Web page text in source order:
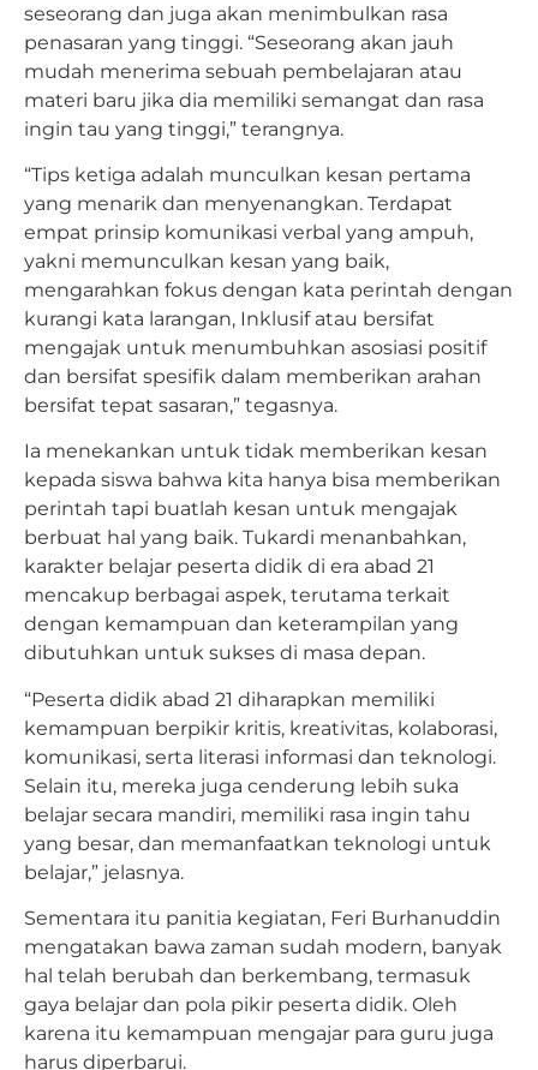
seseorang dan juga akan menimbulkan rasa
penasaran yang tinggi. “Seseorang akan jauh
mudah menerima sebuah pembelajaran atau
materi baru jika dia memiliki semangat dan rasa
ingin tau yang tinggi,” terangnya.
“Tips ketiga adalah munculkan kesan pertama
yang menarik dan menyenangkan. Terdapat
empat prinsip komunikasi verbal yang ampuh,
yakni memunculkan kesan yang baik,
mengarahkan fokus dengan kata perintah dengan
kurangi kata larangan, Inklusif atau bersifat
mengajak untuk menumbuhkan asosiasi positif
dan bersifat spesifik dalam memberikan arahan
bersifat tepat sasaran,” tegasnya.
Ia menekankan untuk tidak memberikan kesan
kepada siswa bahwa kita hanya bisa memberikan
perintah tapi buatlah kesan untuk mengajak
berbuat hal yang baik. Tukardi menanbahkan,
karakter belajar peserta didik di era abad 21
mencakup berbagai aspek, terutama terkait
dengan kemampuan dan keterampilan yang
dibutuhkan untuk sukses di masa depan.
“Peserta didik abad 21 diharapkan memiliki
kemampuan berpikir kritis, kreativitas, kolaborasi,
komunikasi, serta literasi informasi dan teknologi.
Selain itu, mereka juga cenderung lebih suka
belajar secara mandiri, memiliki rasa ingin tahu
yang besar, dan memanfaatkan teknologi untuk
belajar,” jelasnya.
Sementara itu panitia kegiatan, Feri Burhanuddin
mengatakan bawa zaman sudah modern, banyak
hal telah berubah dan berkembang, termasuk
gaya belajar dan pola pikir peserta didik. Oleh
karena itu kemampuan mengajar para guru juga
harus diperbarui.